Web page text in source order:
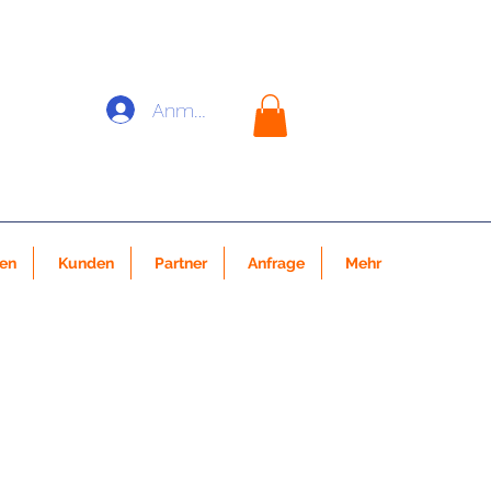
Anmelden
Kunden Partner Anfrage Mehr